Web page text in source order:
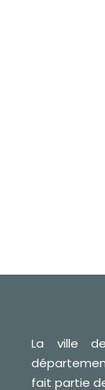
La ville
fait partie